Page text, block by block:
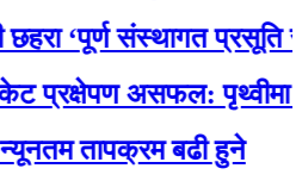
‘पूर्ण संस्थागत प्रसूति
असफल: पृथ्वीमा फर्कने
तापक्रम बढी हुने